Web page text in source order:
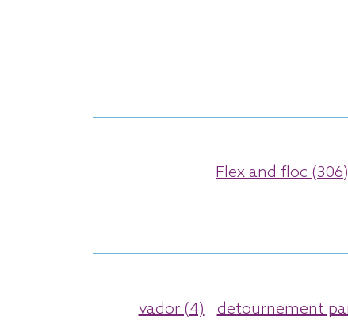
Flex and floc (306)
vador (4) detournement